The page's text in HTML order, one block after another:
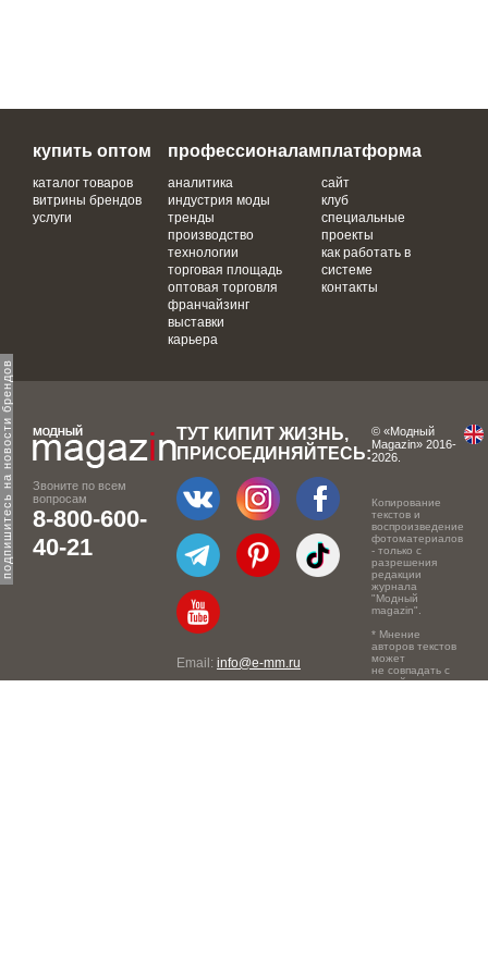
подпишитесь на новости брендов
купить оптом
каталог товаров
витрины брендов
услуги
профессионалам
аналитика
индустрия моды
тренды
производство
технологии
торговая площадь
оптовая торговля
франчайзинг
выставки
карьера
платформа
сайт
клуб
специальные
проекты
как работать в
системе
контакты
Звоните по всем
вопросам
8-800-600-
40-21
ТУТ КИПИТ ЖИЗНЬ,
ПРИСОЕДИНЯЙТЕСЬ:
Email: info@e-mm.ru
© «Модный
Magazin» 2016-
2026.
Копирование
текстов и
воспроизведение
фотоматериалов
- только с
разрешения
редакции
журнала
"Модный
magazin".
* Мнение
авторов текстов
может
не совпадать с
точкой зрения